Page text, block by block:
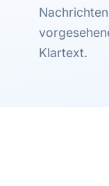
Klartext.